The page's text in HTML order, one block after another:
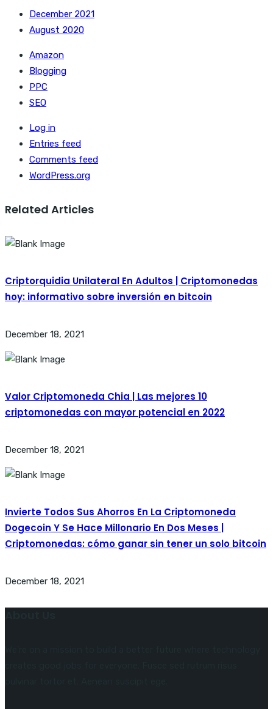
December 2021
August 2020
Amazon
Blogging
PPC
SEO
Log in
Entries feed
Comments feed
WordPress.org
Related Articles
Criptorquidia Unilateral En Adultos | Criptomonedas
hoy: informativo sobre inversión en bitcoin
December 18, 2021
Valor Criptomoneda Chia | Las mejores 10
criptomonedas con mayor potencial en 2022
December 18, 2021
Invierte Todos Sus Ahorros En La Criptomoneda
Dogecoin Y Se Hace Millonario En Dos Meses |
Criptomonedas: cómo ganar sin tener un solo bitcoin
December 18, 2021